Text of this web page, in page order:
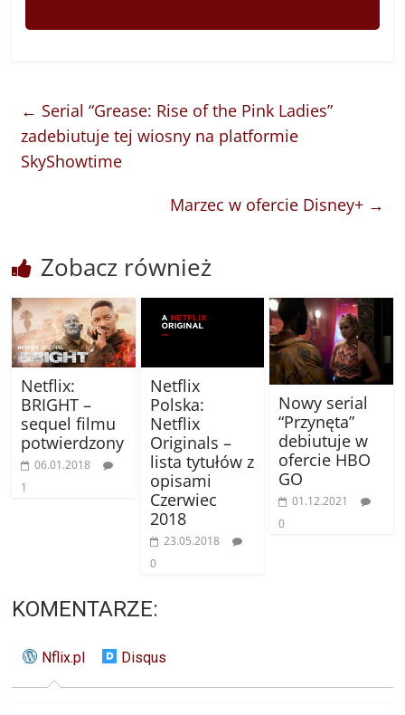
← Serial “Grease: Rise of the Pink Ladies”
zadebiutuje tej wiosny na platformie
SkyShowtime
Marzec w ofercie Disney+ →
Zobacz również
Netflix:
BRIGHT –
sequel filmu
potwierdzony
06.01.2018
1
Netflix
Polska:
Netflix
Originals –
lista tytułów z
opisami
Czerwiec
2018
23.05.2018
0
Nowy serial
“Przynęta”
debiutuje w
ofercie HBO
GO
01.12.2021
0
KOMENTARZE:
Nflix.pl Disqus